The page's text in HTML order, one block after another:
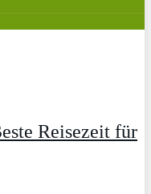
Reisezeit für